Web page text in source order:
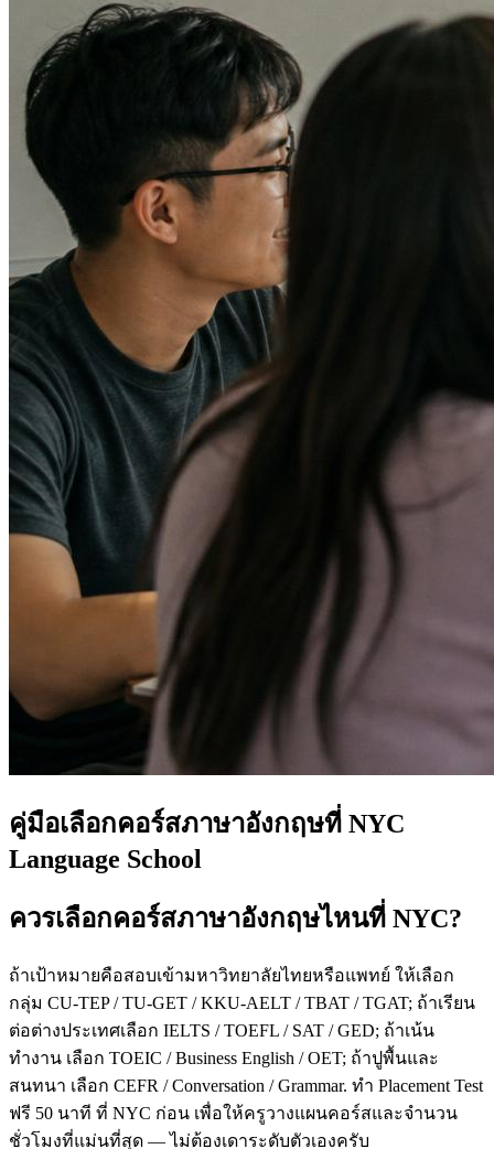
คู่มือเลือกคอร์สภาษาอังกฤษที่ NYC
Language School
ควรเลือกคอร์สภาษาอังกฤษไหนที่ NYC?
ถ้าเป้าหมายคือสอบเข้ามหาวิทยาลัยไทยหรือแพทย์ ให้เลือก
กลุ่ม CU-TEP / TU-GET / KKU-AELT / TBAT / TGAT; ถ้าเรียน
ต่อต่างประเทศเลือก IELTS / TOEFL / SAT / GED; ถ้าเน้น
ทำงาน เลือก TOEIC / Business English / OET; ถ้าปูพื้นและ
สนทนา เลือก CEFR / Conversation / Grammar. ทำ Placement Test
ฟรี 50 นาที ที่ NYC ก่อน เพื่อให้ครูวางแผนคอร์สและจำนวน
ชั่วโมงที่แม่นที่สุด — ไม่ต้องเดาระดับตัวเองครับ